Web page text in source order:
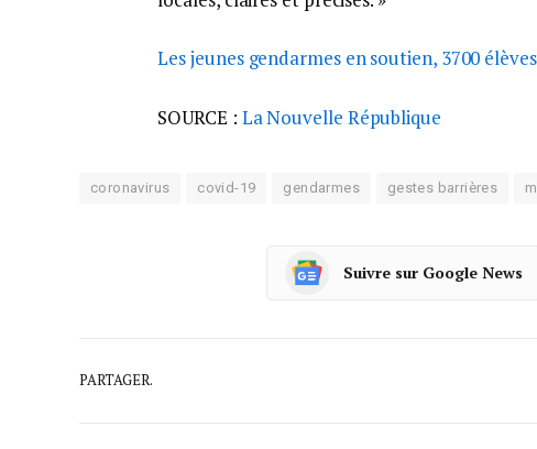
Les jeunes gendarmes en soutien, 3700
SOURCE : La Nouvelle République
coronavirus covid-19 gendarmes gestes barrières
Suivre sur Google News
PARTAGER.